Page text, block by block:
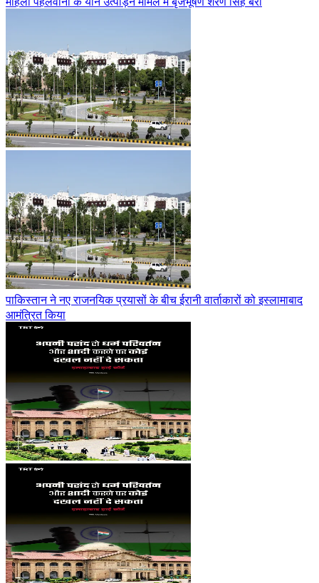
पाकिस्तान ने नए राजनयिक प्रयासों के बीच ईरानी वार्ताकारों को इस्लामाबाद
आमंत्रित किया